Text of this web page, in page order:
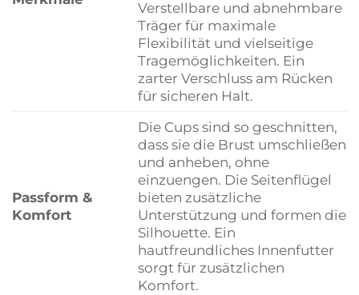
Verstellbare und abnehmbare
Träger für maximale
Flexibilität und vielseitige
Tragemöglichkeiten. Ein
zarter Verschluss am Rücken
für sicheren Halt.
Passform &
Komfort
Die Cups sind so geschnitten,
dass sie die Brust umschließen
und anheben, ohne
einzuengen. Die Seitenflügel
bieten zusätzliche
Unterstützung und formen die
Silhouette. Ein
hautfreundliches Innenfutter
sorgt für zusätzlichen
Komfort.